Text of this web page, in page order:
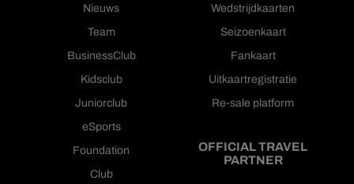
Nieuws
Team
BusinessClub
Kidsclub
Juniorclub
eSports
Foundation
Club
Wedstrijdkaarten
Seizoenkaart
Fankaart
Uitkaartregistratie
Re-sale platform
OFFICIAL TRAVEL
PARTNER